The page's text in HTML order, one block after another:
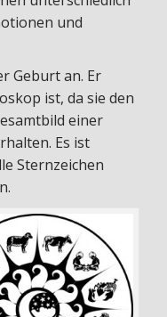
und
Geburt an. Er
ist, da sie den
einer
Es ist
Sternzeichen